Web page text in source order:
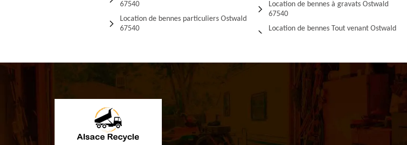
67540
Location de bennes particuliers Ostwald
67540
Location de bennes à gravats Ostwald
67540
Location de bennes Tout venant Ostwald